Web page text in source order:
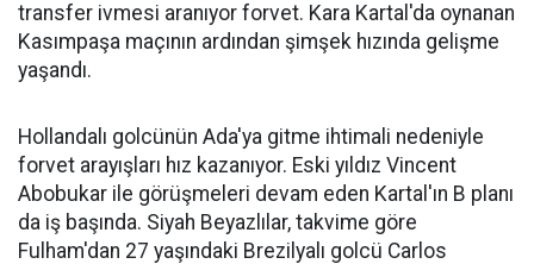
transfer ivmesi aranıyor forvet. Kara Kartal'da oynanan
Kasımpaşa maçının ardından şimşek hızında gelişme
yaşandı.
Hollandalı golcünün Ada'ya gitme ihtimali nedeniyle
forvet arayışları hız kazanıyor. Eski yıldız Vincent
Abobukar ile görüşmeleri devam eden Kartal'ın B planı
da iş başında. Siyah Beyazlılar, takvime göre
Fulham'dan 27 yaşındaki Brezilyalı golcü Carlos